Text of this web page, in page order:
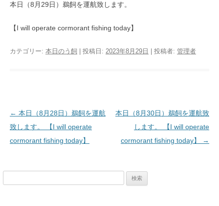
本日（8月29日）鵜飼を運航致します。
【I will operate cormorant fishing today】
カテゴリー: 本日のう飼 | 投稿日: 2023年8月29日 投稿者: 管理者
投稿ナビゲーション
← 本日（8月28日）鵜飼を運航
致します。 【I will operate
cormorant fishing today】
本日（8月30日）鵜飼を運航致
します。 【I will operate
cormorant fishing today】
→